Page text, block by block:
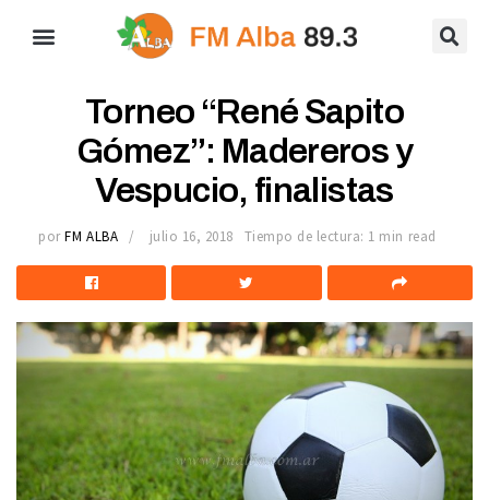
Torneo “René Sapito
Gómez”: Madereros y
Vespucio, finalistas
por FM ALBA julio 16, 2018 Tiempo de lectura: 1 min read